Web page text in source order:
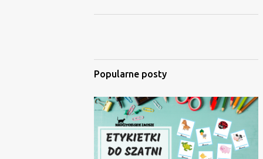
Popularne posty